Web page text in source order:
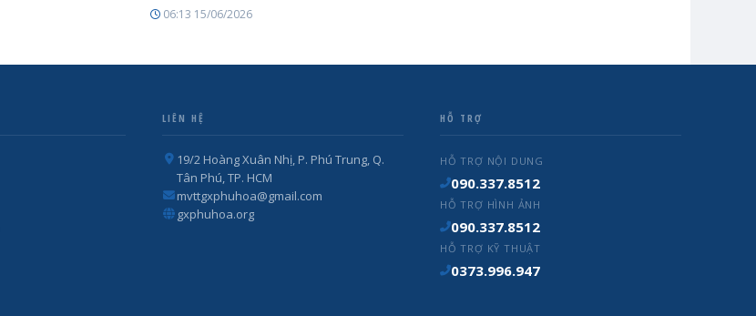
06:13 15/06/2026
LIÊN HỆ
19/2 Hoàng Xuân Nhị, P. Phú Trung, Q.
Tân Phú, TP. HCM
mvttgxphuhoa@gmail.com
gxphuhoa.org
HỖ TRỢ
HỖ TRỢ NỘI DUNG
090.337.8512
HỖ TRỢ HÌNH ẢNH
090.337.8512
HỖ TRỢ KỸ THUẬT
0373.996.947